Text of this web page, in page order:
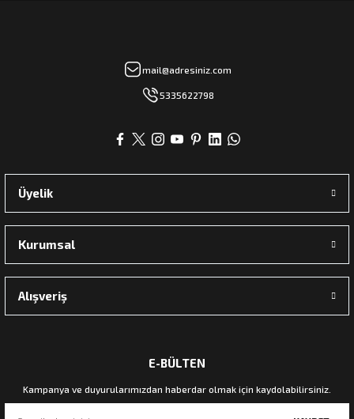
mail@adresiniz.com
5335622798
Üyelik
Kurumsal
Alışveriş
E-BÜLTEN
Kampanya ve duyurularımızdan haberdar olmak için kaydolabilirsiniz.